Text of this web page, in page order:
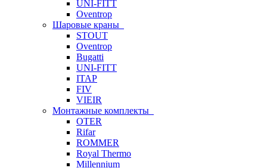
UNI-FITT
Oventrop
Шаровые краны
STOUT
Oventrop
Bugatti
UNI-FITT
ITAP
FIV
VIEIR
Монтажные комплекты
OTER
Rifar
ROMMER
Royal Thermo
Millennium